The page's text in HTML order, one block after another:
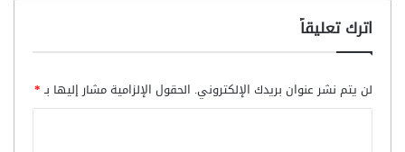
اترك تعليقاً
لن يتم نشر عنوان بريدك الإلكتروني. الحقول الإلزامية مشار إليها بـ*